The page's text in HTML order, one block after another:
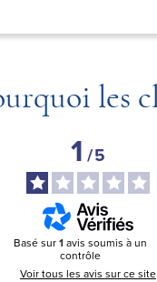
les
1/5
Basé sur1 avis soumis à un
contrôle
Voir tous les avis sur ce site